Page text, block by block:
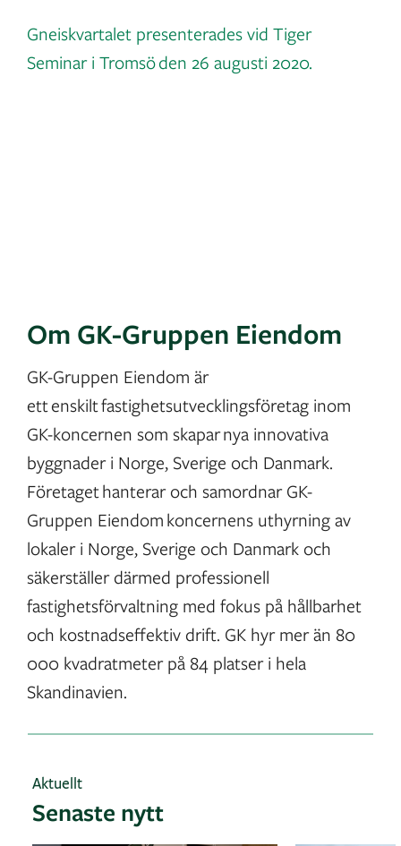
Gneiskvartalet presenterades vid Tiger
Seminar i Tromsö den 26 augusti 2020.
Om GK-Gruppen Eiendom
GK-Gruppen Eiendom är
ett enskilt fastighetsutvecklingsföretag inom
GK-koncernen som skapar nya innovativa
byggnader i Norge, Sverige och Danmark.
Företaget hanterar och samordnar GK-
Gruppen Eiendom koncernens uthyrning av
lokaler i Norge, Sverige och Danmark och
säkerställer därmed professionell
fastighetsförvaltning med fokus på hållbarhet
och kostnadseffektiv drift. GK hyr mer än 80
000 kvadratmeter på 84 platser i hela
Skandinavien.
Aktuellt
Senaste nytt